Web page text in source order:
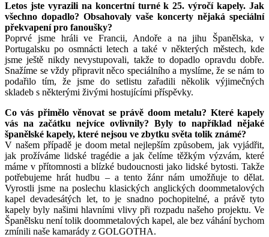
Letos jste vyrazili na koncertní turné k 25. výročí kapely. Jak
všechno dopadlo? Obsahovaly vaše koncerty nějaká speciální
překvapení pro fanoušky?
Poprvé jsme hráli ve Francii, Andoře a na jihu Španělska, v
Portugalsku po osmnácti letech a také v některých městech, kde
jsme ještě nikdy nevystupovali, takže to dopadlo opravdu dobře.
Snažíme se vždy připravit něco speciálního a myslíme, že se nám to
podařilo tím, že jsme do setlistu zařadili několik výjimečných
skladeb s některými živými hostujícími příspěvky.
Co vás přimělo věnovat se právě doom metalu? Které kapely
vás na začátku nejvíce ovlivnily? Byly to například nějaké
španělské kapely, které nejsou ve zbytku světa tolik známé?
V našem případě je doom metal nejlepším způsobem, jak vyjádřit,
jak prožíváme lidské tragédie a jak čelíme těžkým výzvám, které
máme v přítomnosti a blízké budoucnosti jako lidské bytosti. Takže
potřebujeme hrát hudbu – a tento žánr nám umožňuje to dělat.
Vyrostli jsme na poslechu klasických anglických doommetalových
kapel devadesátých let, to je snadno pochopitelné, a právě tyto
kapely byly našimi hlavními vlivy při rozpadu našeho projektu. Ve
Španělsku není tolik doommetalových kapel, ale bez váhání bychom
zmínili naše kamarády z GOLGOTHA.